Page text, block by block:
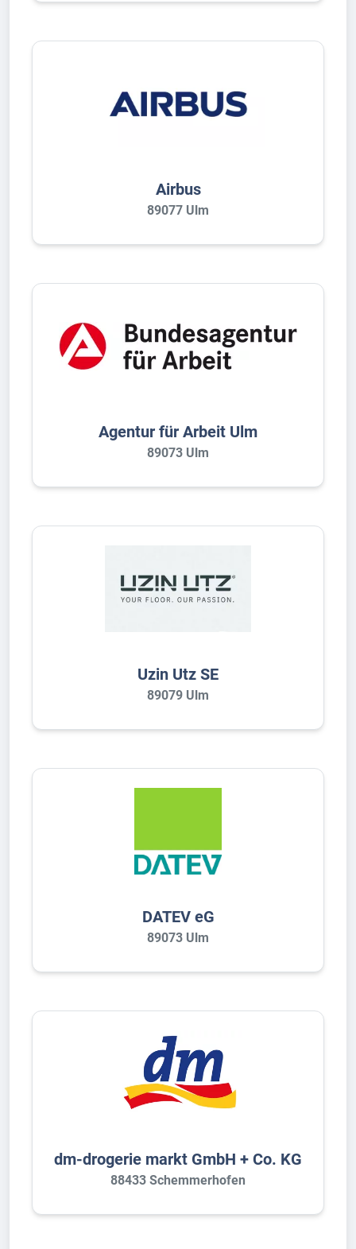
Airbus
89077 Ulm
Agentur für Arbeit Ulm
89073 Ulm
Uzin Utz SE
89079 Ulm
DATEV eG
89073 Ulm
dm-drogerie markt GmbH + Co. KG
88433 Schemmerhofen